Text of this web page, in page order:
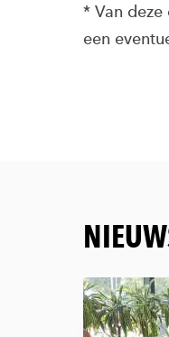
* Van
een